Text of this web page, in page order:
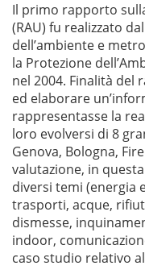
Il primo rapporto
(RAU) fu realizzato
dell’ambiente e
la Protezione
nel 2004. Finalità del
ed elaborare
rappresentasse la
loro evolversi di 8
Genova, Bologna,
valutazione, in
diversi temi (energia
trasporti, acque,
dismesse,
indoor,
caso studio relativo